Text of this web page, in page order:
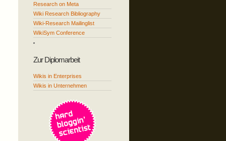
Research on Meta
Wiki Research Bibliography
Wiki-Research Mailinglist
WikiSym Conference
Zur Diplomarbeit
Wikis in Enterprises
Wikis in Unternehmen